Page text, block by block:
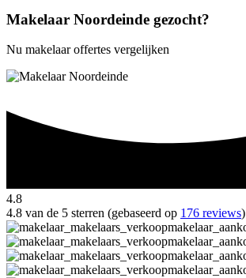
Makelaar Noordeinde gezocht?
Nu makelaar offertes vergelijken
4.8
4.8 van de 5 sterren (gebaseerd op 176 reviews)